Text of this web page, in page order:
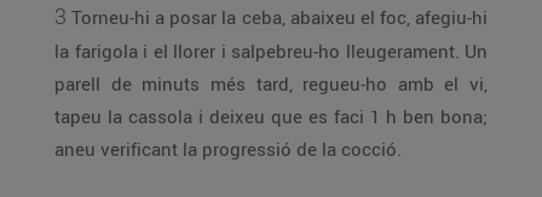
3 Torneu-hi a posar la ceba, abaixeu el foc, afegiu-hi
la farigola i el llorer i salpebreu-ho lleugerament. Un
parell de minuts més tard, regueu-ho amb el vi,
tapeu la cassola i deixeu que es faci 1 h ben bona;
aneu verificant la progressió de la cocció.